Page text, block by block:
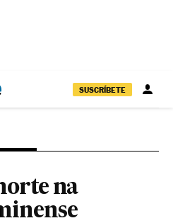
SUSCRÍBETE
na